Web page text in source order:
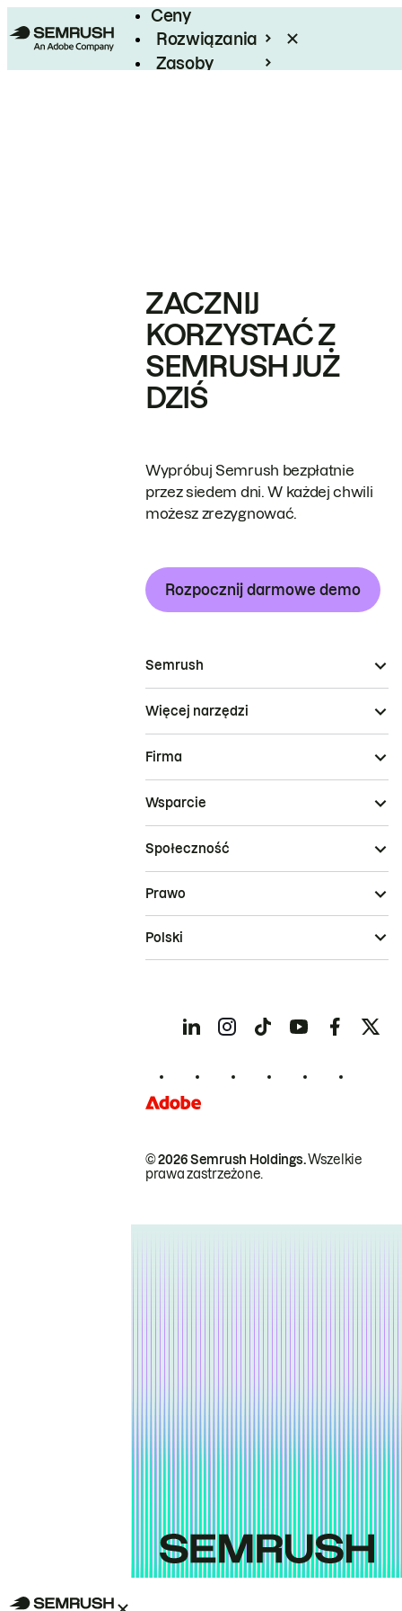
Ceny
Rozwiązania
Zasoby
ZACZNIJ
KORZYSTAĆ Z
SEMRUSH JUŻ
DZIŚ
Wypróbuj Semrush bezpłatnie
przez siedem dni. W każdej chwili
możesz zrezygnować.
Rozpocznij darmowe demo
Semrush
Więcej narzędzi
Firma
Wsparcie
Społeczność
© 2026 Semrush Holdings.Wszelkie
prawa zastrzeżone.
Prawo
Polski